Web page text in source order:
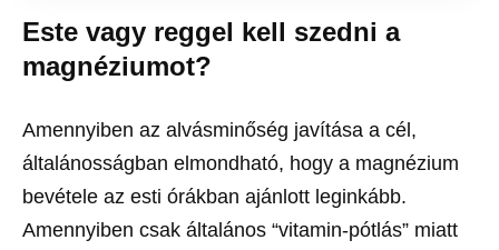
Este vagy reggel kell szedni a
magnéziumot?
Amennyiben az alvásminőség javítása a cél,
általánosságban elmondható, hogy a magnézium
bevétele az esti órákban ajánlott leginkább.
Amennyiben csak általános “vitamin-pótlás” miatt